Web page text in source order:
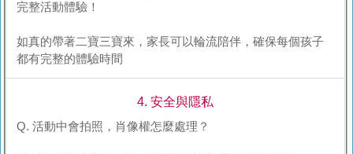
完整活動體驗！
如真的帶著二寶三寶來，家長可以輪流陪伴，確保每個孩子
都有完整的體驗時間
4. 安全與隱私
Q. 活動中會拍照，肖像權怎麼處理？